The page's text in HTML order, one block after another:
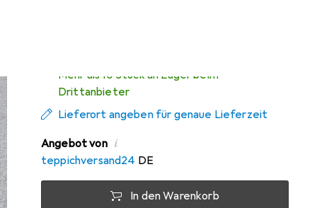
Mehr als 10 Stück an Lager beim
Drittanbieter
Lieferort angeben für genaue Lieferzeit
Angebot von i
teppichversand24 DE
In den Warenkorb